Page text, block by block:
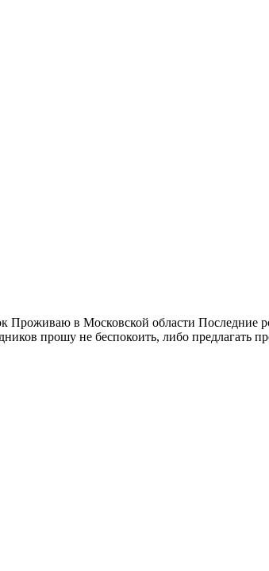
в Московской области Последние
прошу не беспокоить, либо предлагать